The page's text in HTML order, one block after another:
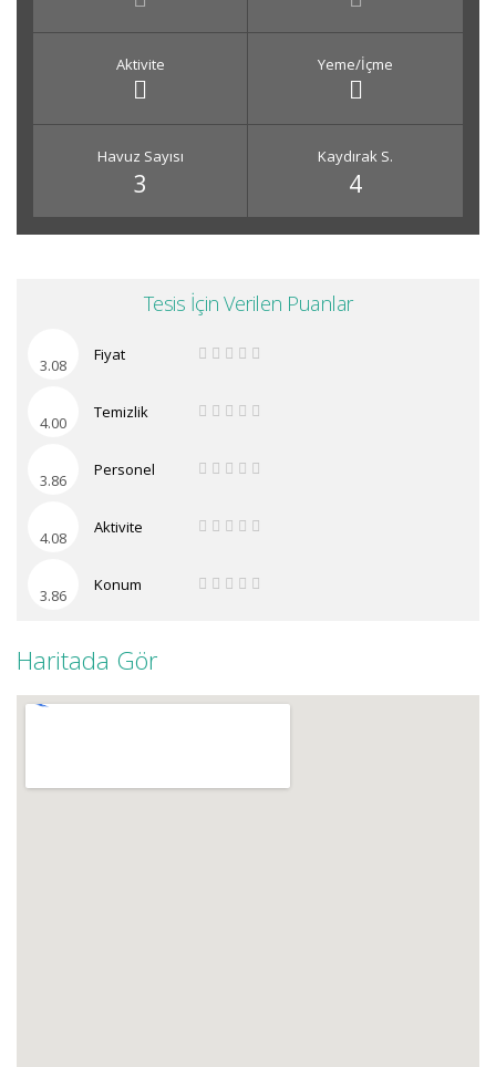
Aktivite Yeme/İçme
Havuz Sayısı
3
Kaydırak S.
4
Tesis İçin Verilen Puanlar
3.08
Fiyat
4.00
Temizlik
3.86
Personel
4.08
Aktivite
3.86
Konum
Haritada Gör